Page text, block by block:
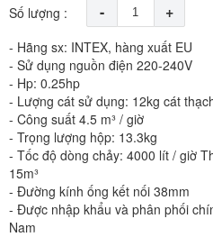
Số lượng : - +
- Hãng sx: INTEX, hàng xuất EU
- Sử dụng nguồn điện 220-240V
- Hp: 0.25hp
- Lượng cát sử dụng: 12kg cát
- Công suất 4.5 m³ / giờ
- Trọng lượng hộp: 13.3kg
- Tốc độ dòng chảy: 4000 lít / giờ
15m³
- Đường kính ống kết nối 38mm
- Được nhập khẩu và phân phối
Nam